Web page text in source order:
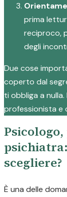
prima
reciproco,
degli
Due cose
coperto dal
ti obbliga a
professionista e
scegliere?
È una delle